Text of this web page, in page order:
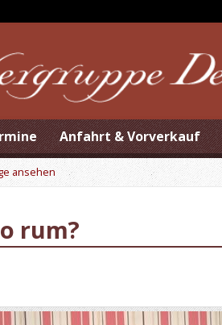
Anfahrt & Vorverkauf
ansehen
rum?